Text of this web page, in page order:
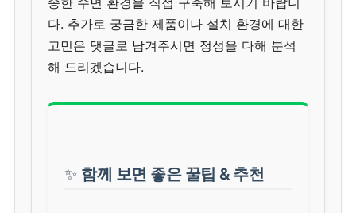
다. 추가로 궁금한 제품이나 설치 환경에 대한
고민은 댓글로 남겨주시면 정성을 다해 분석
해 드리겠습니다.
✨ 함께 보면 좋은 꿀팁 & 추천